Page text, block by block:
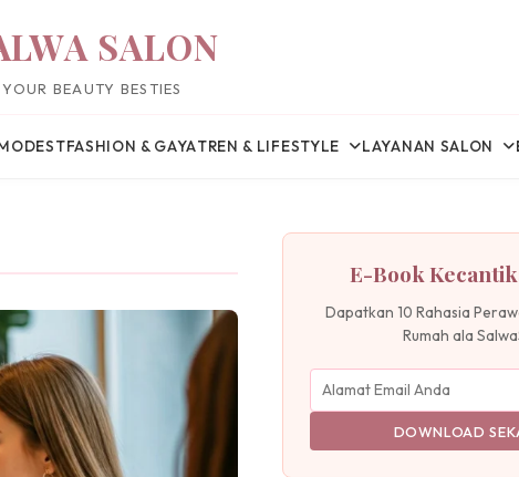
SALON
YOUR BEAUTY BESTIES
FASHION & GAYATREN & LIFESTYLE LAYANAN SALON
E-Book
Dapatkan 10 Rahasia
Rumah ala
DOWNLOAD